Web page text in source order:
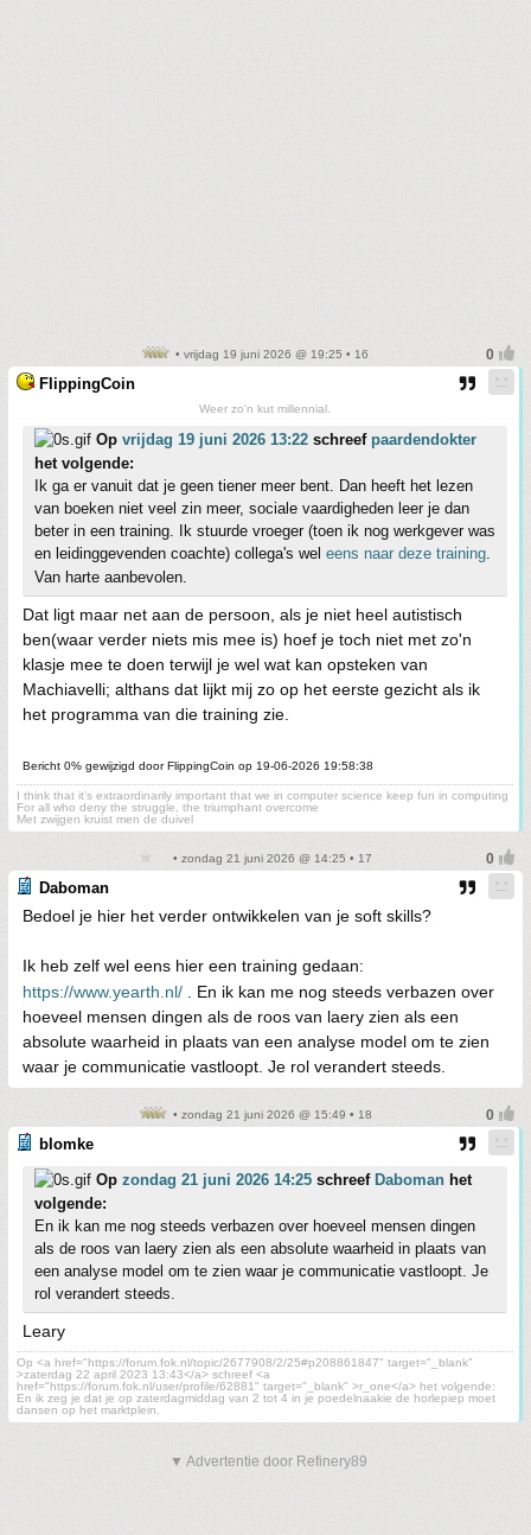
• vrijdag 19 juni 2026 @ 19:25 • 16
FlippingCoin
Weer zo'n kut millennial.
Op vrijdag 19 juni 2026 13:22 schreef paardendokter
het volgende:
Ik ga er vanuit dat je geen tiener meer bent. Dan heeft het lezen
van boeken niet veel zin meer, sociale vaardigheden leer je dan
beter in een training. Ik stuurde vroeger (toen ik nog werkgever was
en leidinggevenden coachte) collega's wel eens naar deze training
Van harte aanbevolen.
Dat ligt maar net aan de persoon, als je niet heel autistisch
ben(waar verder niets mis mee is) hoef je toch niet met zo'n
klasje mee te doen terwijl je wel wat kan opsteken van
Machiavelli; althans dat lijkt mij zo op het eerste gezicht als ik
het programma van die training zie.
Bericht 0% gewijzigd door FlippingCoin op 19-06-2026 19:58:38
I think that it’s extraordinarily important that we in computer science keep fun in computing
For all who deny the struggle, the triumphant overcome
Met zwijgen kruist men de duivel
• zondag 21 juni 2026 @ 14:25 • 17
Daboman
Bedoel je hier het verder ontwikkelen van je soft skills?
Ik heb zelf wel eens hier een training gedaan:
https://www.yearth.nl/ . En ik kan me nog steeds verbazen over
hoeveel mensen dingen als de roos van laery zien als een
absolute waarheid in plaats van een analyse model om te zien
waar je communicatie vastloopt. Je rol verandert steeds.
• zondag 21 juni 2026 @ 15:49 • 18
blomke
Op zondag 21 juni 2026 14:25 schreef Daboman het
volgende:
En ik kan me nog steeds verbazen over hoeveel mensen dingen
als de roos van laery zien als een absolute waarheid in plaats van
een analyse model om te zien waar je communicatie vastloopt. Je
rol verandert steeds.
Leary
Op <a href="https://forum.fok.nl/topic/2677908/2/25#p208861847" target="_blank"
>zaterdag 22 april 2023 13:43</a> schreef <a
href="https://forum.fok.nl/user/profile/62881" target="_blank" >r_one</a> het volgende:
En ik zeg je dat je op zaterdagmiddag van 2 tot 4 in je poedelnaakie de horlepiep moet
dansen op het marktplein.
▼ Advertentie door Refinery89